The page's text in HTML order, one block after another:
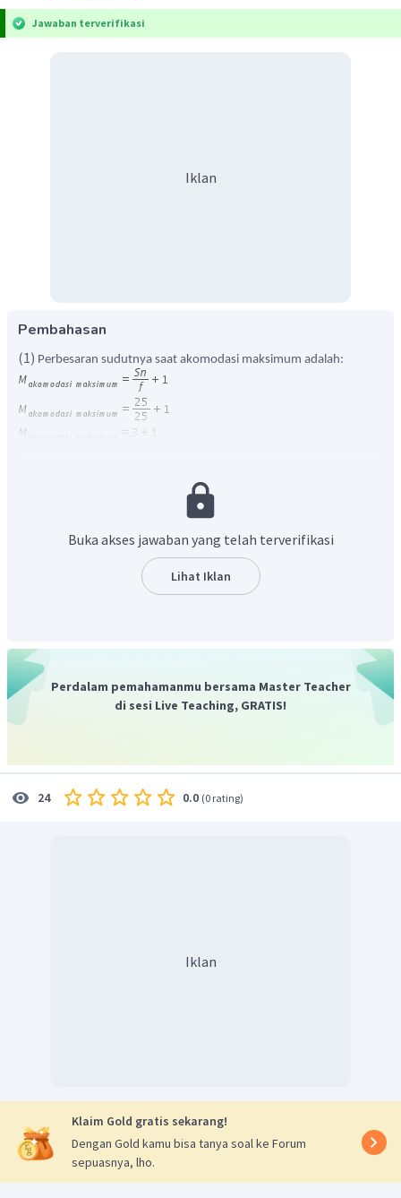
Jawaban terverifikasi
Iklan
Pembahasan
(1) Perbesaran sudutnya saat akomodasi maksimum adalah:
(2) Perbesaran sudutnya saat tidak berakomodasi maksimum
(3) Kekuatan lensa cembung adalah:
(4) Letak bayangannya adalah:
Buka akses jawaban yang telah terverifikasi
Lihat Iklan
Perdalam pemahamanmu bersama Master Teacher
di sesi Live Teaching, GRATIS!
24 0.0 (0 rating)
Iklan
Klaim Gold gratis sekarang!
Dengan Gold kamu bisa tanya soal ke Forum
sepuasnya, lho.